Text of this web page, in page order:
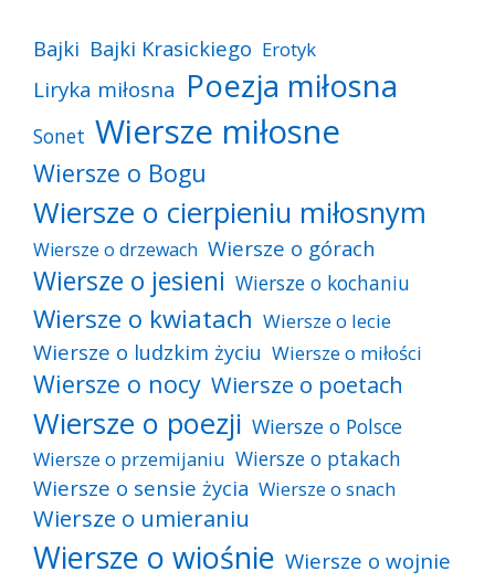
Bajki Bajki Krasickiego Erotyk
Liryka miłosna Poezja miłosna
Sonet Wiersze miłosne
Wiersze o Bogu
Wiersze o cierpieniu miłosnym
Wiersze o drzewach Wiersze o górach
Wiersze o jesieni Wiersze o kochaniu
Wiersze o kwiatach Wiersze o lecie
Wiersze o ludzkim życiu Wiersze o miłości
Wiersze o nocy Wiersze o poetach
Wiersze o poezji Wiersze o Polsce
Wiersze o przemijaniu Wiersze o ptakach
Wiersze o sensie życia Wiersze o snach
Wiersze o umieraniu
Wiersze o wiośnie Wiersze o wojnie